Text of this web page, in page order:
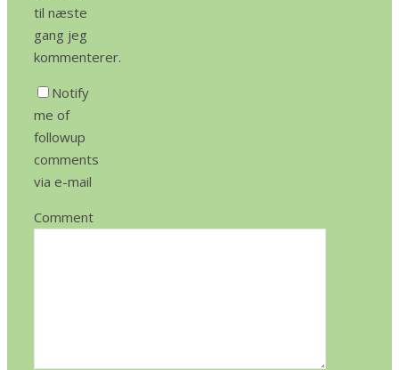
til næste
gang jeg
kommenterer.
Notify
me of
followup
comments
via e-mail
Comment